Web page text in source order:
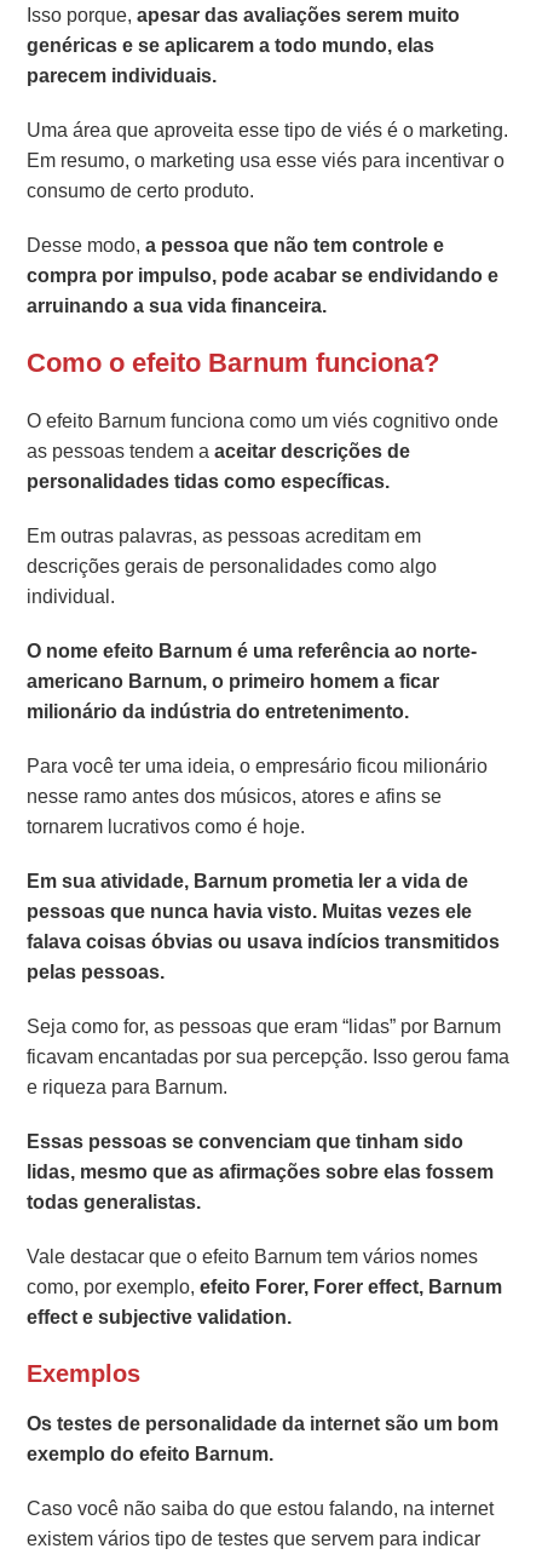
Isso porque,apesar das avaliações serem muito
genéricas e se aplicarem a todo mundo, elas
parecem individuais.
Uma área que aproveita esse tipo de viés é o marketing.
Em resumo, o marketing usa esse viés para incentivar o
consumo de certo produto.
Desse modo, a pessoa que não tem controle e
compra por impulso, pode acabar se endividando e
arruinando a sua vida financeira.
Como o efeito Barnum funciona?
O efeito Barnum funciona como um viés cognitivo onde
as pessoas tendem aaceitar descrições de
personalidades tidas como específicas.
Em outras palavras, as pessoas acreditam em
descrições gerais de personalidades como algo
individual.
O nome efeito Barnum é uma referência ao norte-
americano Barnum, o primeiro homem a ficar
milionário da indústria do entretenimento.
Para você ter uma ideia, o empresário ficou milionário
nesse ramo antes dos músicos, atores e afins se
tornarem lucrativos como é hoje.
Em sua atividade, Barnum prometia ler a vida de
pessoas que nunca havia visto. Muitas vezes ele
falava coisas óbvias ou usava indícios transmitidos
pelas pessoas.
Seja como for, as pessoas que eram “lidas” por Barnum
ficavam encantadas por sua percepção. Isso gerou fama
e riqueza para Barnum.
Essas pessoas se convenciam que tinham sido
lidas, mesmo que as afirmações sobre elas fossem
todas generalistas.
Vale destacar que o efeito Barnum tem vários nomes
como, por exemplo, efeito Forer, Forer effect, Barnum
effect e subjective validation.
Exemplos
Os testes de personalidade da internet são um bom
exemplo do efeito Barnum.
Caso você não saiba do que estou falando, na internet
existem vários tipo de testes que servem para indicar